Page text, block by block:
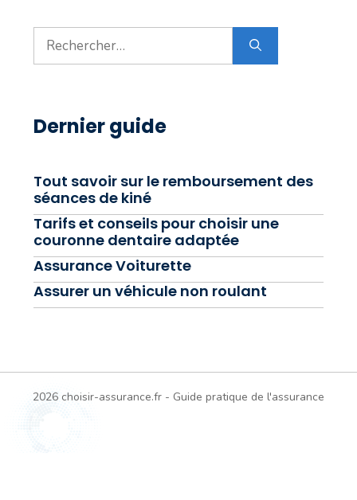
Rechercher :
Dernier guide
Tout savoir sur le remboursement des
séances de kiné
Tarifs et conseils pour choisir une
couronne dentaire adaptée
Assurance Voiturette
Assurer un véhicule non roulant
2026 choisir-assurance.fr - Guide pratique de l'assurance